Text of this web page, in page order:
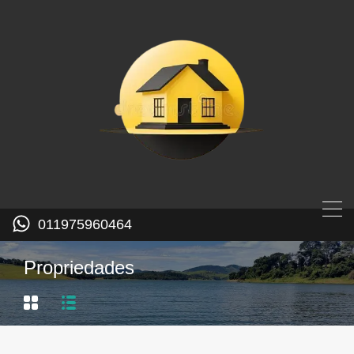
011975960464
Propriedades